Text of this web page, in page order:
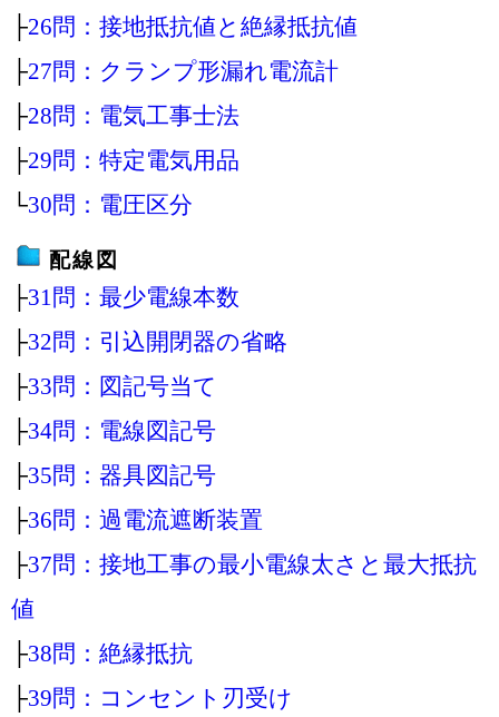
├26問：接地抵抗値と絶縁抵抗値
├27問：クランプ形漏れ電流計
├28問：電気工事士法
├29問：特定電気用品
└30問：電圧区分
配線図
├31問：最少電線本数
├32問：引込開閉器の省略
├33問：図記号当て
├34問：電線図記号
├35問：器具図記号
├36問：過電流遮断装置
├37問：接地工事の最小電線太さと最大抵抗
値
├38問：絶縁抵抗
├39問：コンセント刃受け